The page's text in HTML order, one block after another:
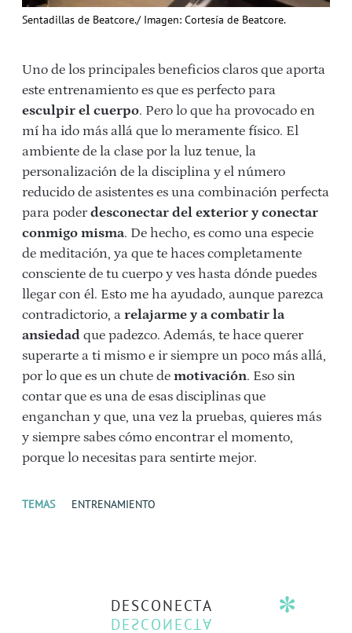
Sentadillas de Beatcore./ Imagen: Cortesía de Beatcore.
Uno de los principales beneficios claros que aporta
este entrenamiento es que es perfecto para
esculpir el cuerpo. Pero lo que ha provocado en
mí ha ido más allá que lo meramente físico. El
ambiente de la clase por la luz tenue, la
personalización de la disciplina y el número
reducido de asistentes es una combinación perfecta
para poderdesconectar del exterior y conectar
conmigo misma. De hecho, es como una especie
de meditación, ya que te haces completamente
consciente de tu cuerpo y ves hasta dónde puedes
llegar con él. Esto me ha ayudado, aunque parezca
contradictorio, a relajarme y a combatir la
ansiedad que padezco. Además, te hace querer
superarte a ti mismo e ir siempre un poco más allá,
por lo que es un chute de motivación. Eso sin
contar que es una de esas disciplinas que
enganchan y que, una vez la pruebas, quieres más
y siempre sabes cómo encontrar el momento,
porque lo necesitas para sentirte mejor.
TEMAS ENTRENAMIENTO
DESCONECTA